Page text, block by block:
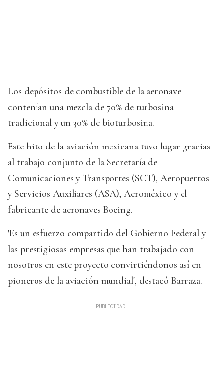
Los depósitos de combustible de la aeronave
contenían una mezcla de 70% de turbosina
tradicional y un 30% de bioturbosina.
Este hito de la aviación mexicana tuvo lugar gracias
al trabajo conjunto de la Secretaría de
Comunicaciones y Transportes (SCT), Aeropuertos
y Servicios Auxiliares (ASA), Aeroméxico y el
fabricante de aeronaves Boeing.
'Es un esfuerzo compartido del Gobierno Federal y
las prestigiosas empresas que han trabajado con
nosotros en este proyecto convirtiéndonos así en
pioneros de la aviación mundial', destacó Barraza.